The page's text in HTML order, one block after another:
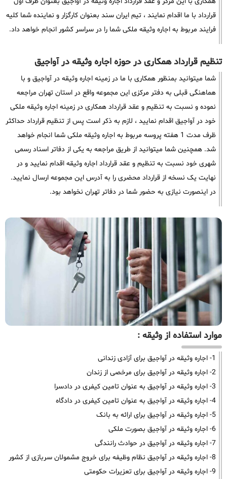
قرارداد با ما اقدام نمایند ، تیم ایران سند بعنوان کارگزار و نماینده شما کلیه
فرایند مربوط به اجاره وثیقه ملکی شما را در سراسر کشور انجام خواهد داد.
تنظیم قرارداد همکاری در حوزه اجاره وثیقه در آواجیق
شما میتوانید بمنظور همکاری با ما در زمینه اجاره وثیقه در آواجیق و با
هماهنگی قبلی به دفتر مرکزی این مجموعه واقع در استان تهران مراجعه
نموده و نسبت به تنظیم و عقد قرارداد همکاری در زمینه اجاره وثیقه ملکی
خود در آواجیق اقدام نمایید ، لازم به ذکر است پس از تنظیم قرارداد حداکثر
ظرف مدت 1 هفته پروسه مربوط به اجاره وثیقه ملکی شما انجام خواهد
شد. همچنین شما میتوانید از طریق مراجعه به یکی از دفاتر اسناد رسمی
شهری خود نسبت به تنظیم و عقد قرارداد اجاره وثیقه اقدام نمایید و در
نهایت یک نسخه از قرارداد محضری را به آدرس این مجموعه ارسال نمایید.
در اینصورت نیازی به حضور شما در دفاتر تهران نخواهد بود.
موارد استفاده از وثیقه :
1- اجاره وثیقه در آواجیق برای آزادی زندانی
2- اجاره وثیقه در آواجیق برای مرخصی از زندان
3- اجاره وثیقه در آواجیق به عنوان تامین کیفری در دادسرا
4- اجاره وثیقه در آواجیق به عنوان تامین کیفری در دادگاه
5- اجاره وثیقه در آواجیق برای ارائه به بانک
6- اجاره وثیقه در آواجیق بصورت ملکی
7- اجاره وثیقه در آواجیق در حوادث رانندگی
8- اجاره وثیقه در آواجیق نظام وظیفه برای خروج مشمولان سربازی از کشور
9- اجاره وثیقه در آواجیق برای تعزیرات حکومتی